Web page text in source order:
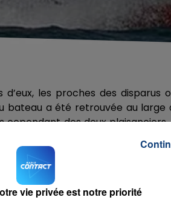
les proches des disparus
bateau a été retrouvée au large
des deux plaisanciers.
de ces disparitions.
vie privée est notre priorité